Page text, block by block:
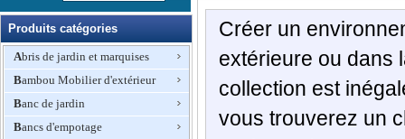
Produits catégories
Abris de jardin et marquises
Bambou Mobilier d'extérieur
Banc de jardin
Bancs d'empotage
Créer un
extérieure ou dans
collection est
vous trouverez un